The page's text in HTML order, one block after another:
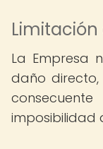
La Empresa
daño directo,
imposibilidad